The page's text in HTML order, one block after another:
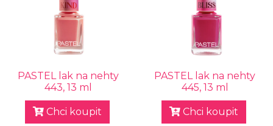
PASTEL lak na nehty
443, 13 ml
Chci koupit
PASTEL lak na nehty
445, 13 ml
Chci koupit